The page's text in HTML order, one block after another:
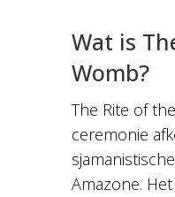
Wat is
Womb?
The Rite of
ceremonie
Amazone.